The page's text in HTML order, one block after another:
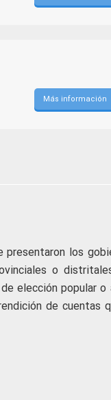
Más información
presentaron los
o
elección popular o
de cuentas